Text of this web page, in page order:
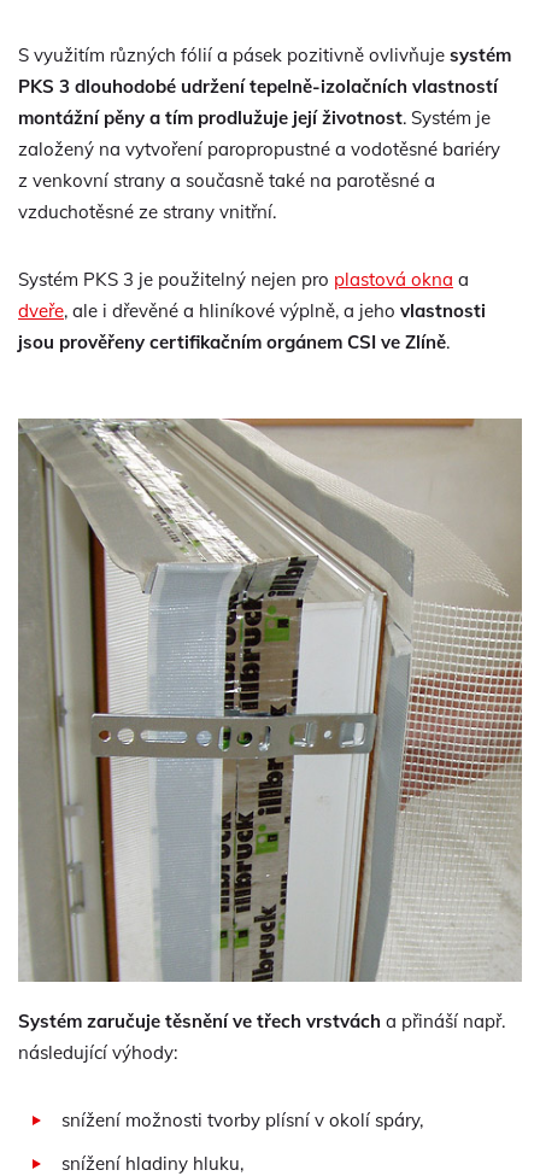
S využitím různých fólií a pásek pozitivně ovlivňuje systém
PKS 3 dlouhodobé udržení tepelně-izolačních vlastností
montážní pěny a tím prodlužuje její životnost. Systém je
založený na vytvoření paropropustné a vodotěsné bariéry
z venkovní strany a současně také na parotěsné a
vzduchotěsné ze strany vnitřní.
Systém PKS 3 je použitelný nejen pro plastová okna a
dveře, ale i dřevěné a hliníkové výplně, a jeho vlastnosti
jsou prověřeny certifikačním orgánem CSI ve Zlíně.
Systém zaručuje těsnění ve třech vrstvách a přináší např.
následující výhody:
snížení možnosti tvorby plísní v okolí spáry,
snížení hladiny hluku,